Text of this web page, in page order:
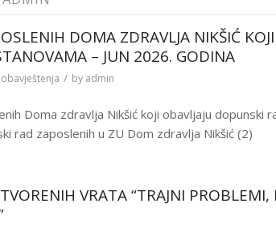
DOMA ZDRAVLJA NIKŠIĆ
– JUN 2026. GODINA
obavještenja / by admin
Doma zdravlja Nikšić koji obavljaju dopunski
rad zaposlenih u ZU Dom zdravlja Nikšić (2)
VRATA “TRAJNI